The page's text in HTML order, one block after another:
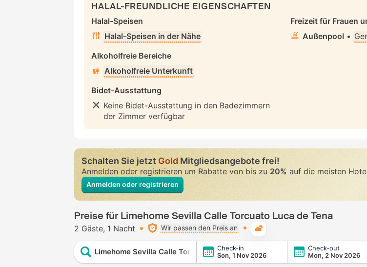
HALAL-FREUNDLICHE EIGENSCHAFTEN
Halal-Speisen
Halal-Speisen in der Nähe
Alkoholfreie Bereiche
Alkoholfreie Unterkunft
Bidet-Ausstattung
Keine Bidet-Ausstattung in den Badezimmern
der Zimmer verfügbar
Freizeit für Frauen
Außenpool •
Schalten Sie jetztGold Mitgliedsangebote frei!
Anmelden oder registrieren um Rabatte von bis zu 20% auf die meisten
Anmelden oder registrieren
Preise für Limehome Sevilla Calle Torcuato Luca de Tena
2 Gäste 1 Nacht Wir passen den Preis an
Limehome Sevilla Calle Torcuato Luca de Tena
Check-in
Son, 1 Nov 2026
Check-out
Mon, 2 Nov 2026